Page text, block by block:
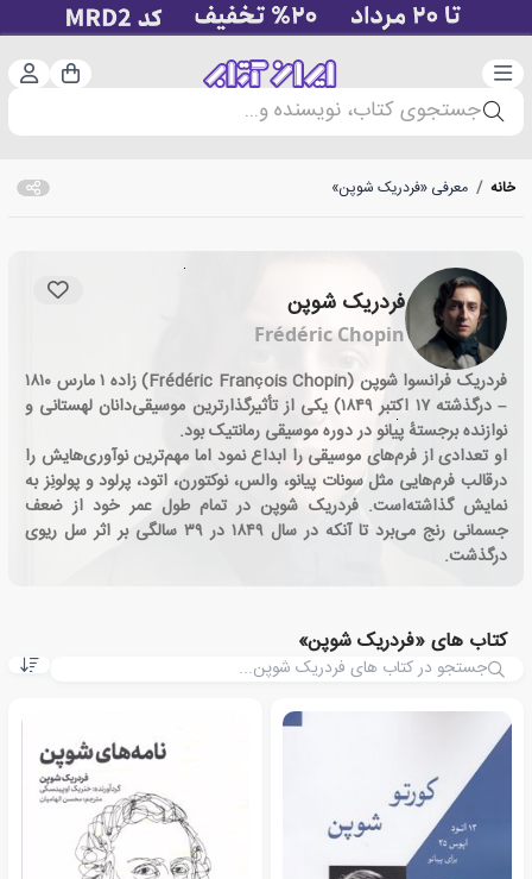
دسته‌بندی سبد
جستجوی کتاب، نویسنده و...
خانه / معرفی «فردریک شوپن»
فردریک شوپن
Frédéric Chopin
فردریک فرانسوا شوپن (Frédéric François Chopin) زاده ۱ مارس ۱۸۱۰
– درگذشته ۱۷ اکتبر ۱۸۴۹) یکی از تأثیرگذارترین موسیقی‌دانان لهستانی و
نوازنده برجستهٔ پیانو در دوره موسیقی رمانتیک بود.
او تعدادی از فرم‌های موسیقی را ابداع نمود اما مهم‌ترین نوآوری‌هایش را
درقالب فرم‌هایی مثل سونات پیانو، والس، نوکتورن، اتود، پرلود و پولونِز به
نمایش گذاشته‌است. فردریک شوپن در تمام طول عمر خود از ضعف
جسمانی رنج می‌برد تا آنکه در سال ۱۸۴۹ در ۳۹ سالگی بر اثر سل ریوی
درگذشت.
کتاب های «فردریک شوپن»